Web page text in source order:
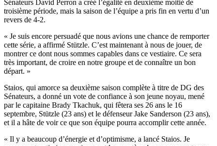
Sénateurs David Perron a créé l’égalité en deuxième moitié de
troisième période, mais la saison de l’équipe a pris fin en vertu d’un
revers de 4-2.
« Je suis encore persuadé que nous avions une chance de remporter
cette série, a affirmé Stützle. C’est maintenant à nous de jouer, de
montrer ce dont nous sommes capables dans ce vestiaire. Ce sera
très important, de croire en notre groupe et de connaître un bon
départ. »
Staios, qui amorce sa deuxième saison complète à titre de DG des
Sénateurs, a donné un vote de confiance à son jeune noyau, mené
par le capitaine Brady Tkachuk, qui fêtera ses 26 ans le 16
septembre, Stützle (23 ans) et le défenseur Jake Sanderson (23 ans),
et il a hâte de voir ce que son équipe pourra accomplir cette année.
« Il y a beaucoup d’énergie et d’optimisme, a lancé Staios. Je